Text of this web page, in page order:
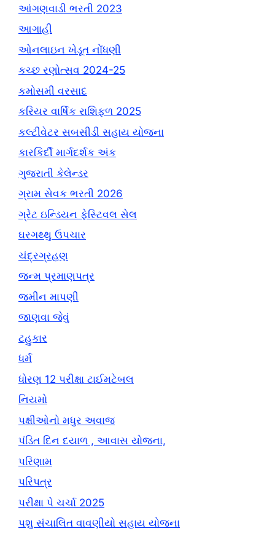
આંગણવાડી ભરતી 2023
આગાહી
ઓનલાઇન ખેડૂત નોંધણી
કચ્છ રણોત્સવ 2024-25
કમોસમી વરસાદ
કરિયર વાર્ષિક રાશિફળ 2025
કલ્ટીવેટર સબસીડી સહાય યોજના
કારકિર્દી માર્ગદર્શક અંક
ગુજરાતી કેલેન્ડર
ગ્રામ સેવક ભરતી 2026
ગ્રેટ ઇન્ડિયન ફેસ્ટિવલ સેલ
ઘરગથ્થુ ઉપચાર
ચંદ્રગ્રહણ
જન્મ પ્રમાણપત્ર
જમીન માપણી
જાણવા જેવું
ટહુકાર
ધર્મ
ધોરણ 12 પરીક્ષા ટાઈમટેબલ
નિયમો
પક્ષીઓનો મધુર અવાજ
પંડિત દિન દયાળ , આવાસ યોજના,
પરિણામ
પરિપત્ર
પરીક્ષા પે ચર્ચા 2025
પશુ સંચાલિત વાવણીયો સહાય યોજના